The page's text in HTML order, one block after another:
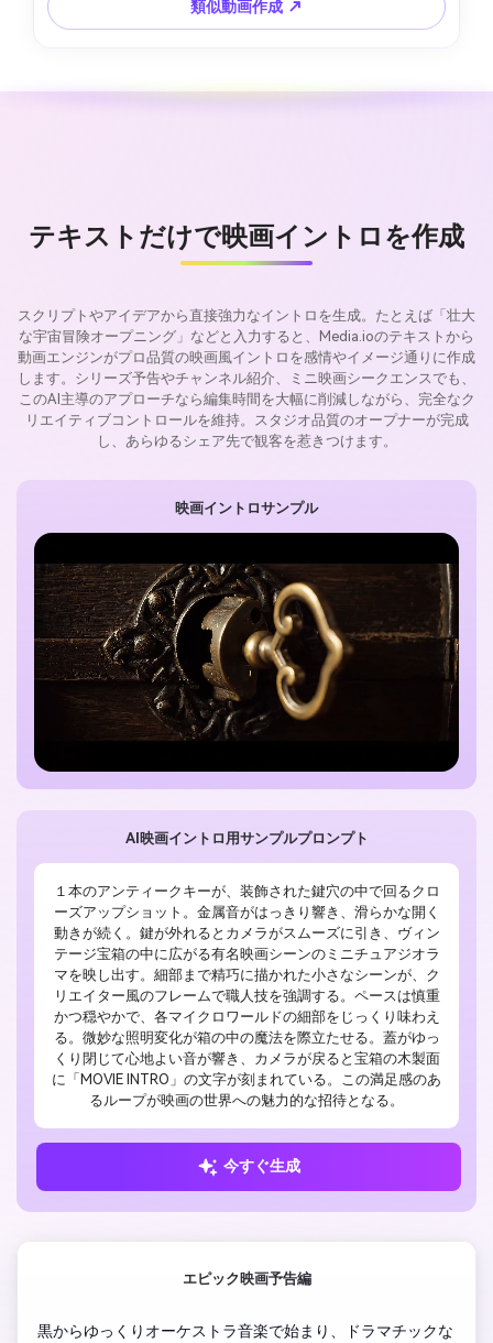
類似動画作成 ↗
テキストだけで映画イントロを作成
スクリプトやアイデアから直接強力なイントロを生成。たとえば「壮大
な宇宙冒険オープニング」などと入力すると、Media.ioのテキストから
動画エンジンがプロ品質の映画風イントロを感情やイメージ通りに作成
します。シリーズ予告やチャンネル紹介、ミニ映画シークエンスでも、
このAI主導のアプローチなら編集時間を大幅に削減しながら、完全なク
リエイティブコントロールを維持。スタジオ品質のオープナーが完成
し、あらゆるシェア先で観客を惹きつけます。
AI映画イントロ用サンプルプロンプト
１本のアンティークキーが、装飾された鍵穴の中で回るクロ
ーズアップショット。金属音がはっきり響き、滑らかな開く
動きが続く。鍵が外れるとカメラがスムーズに引き、ヴィン
テージ宝箱の中に広がる有名映画シーンのミニチュアジオラ
マを映し出す。細部まで精巧に描かれた小さなシーンが、ク
リエイター風のフレームで職人技を強調する。ペースは慎重
かつ穏やかで、各マイクロワールドの細部をじっくり味わえ
る。微妙な照明変化が箱の中の魔法を際立たせる。蓋がゆっ
くり閉じて心地よい音が響き、カメラが戻ると宝箱の木製面
に「MOVIE INTRO」の文字が刻まれている。この満足感のあ
るループが映画の世界への魅力的な招待となる。
今すぐ生成
映画イントロサンプル
エピック映画予告編
黒からゆっくりオーケストラ音楽で始まり、ドラマチックな